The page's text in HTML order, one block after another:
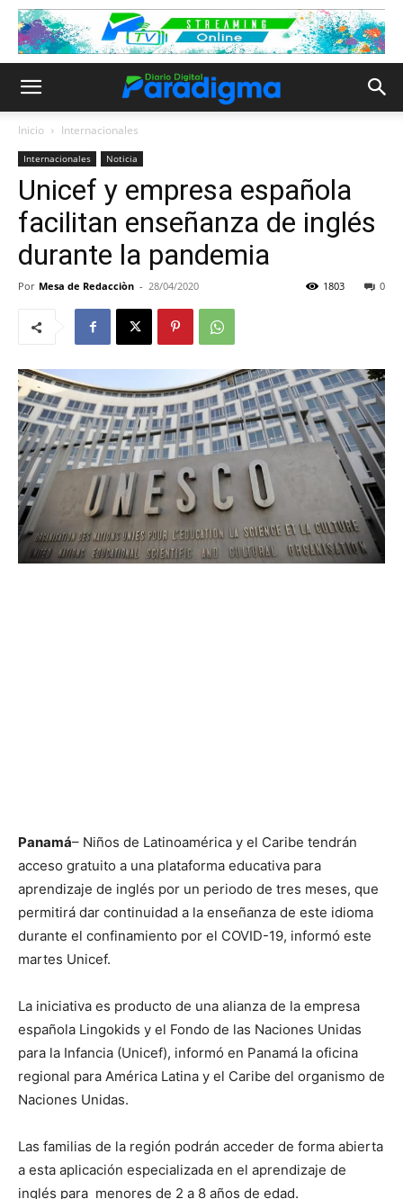
Inicio Internacionales
Internacionales Noticia
Unicef y empresa española
facilitan enseñanza de inglés
durante la pandemia
Por Mesa de Redacciòn - 28/04/2020 0
1803
Panamá– Niños de Latinoamérica y el Caribe tendrán
acceso gratuito a una plataforma educativa para
aprendizaje de inglés por un periodo de tres meses, que
permitirá dar continuidad a la enseñanza de este idioma
durante el confinamiento por el COVID-19, informó este
martes Unicef.
La iniciativa es producto de una alianza de la empresa
española Lingokids y el Fondo de las Naciones Unidas
para la Infancia (Unicef), informó en Panamá la oficina
regional para América Latina y el Caribe del organismo de
Naciones Unidas.
Las familias de la región podrán acceder de forma abierta
a esta aplicación especializada en el aprendizaje de
inglés para menores de 2 a 8 años de edad.